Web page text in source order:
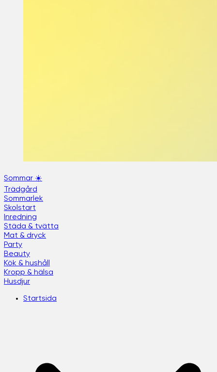
Sommar ☀️
Trädgård
Sommarlek
Skolstart
Inredning
Städa & tvätta
Mat & dryck
Party
Beauty
Kök & hushåll
Kropp & hälsa
Husdjur
Startsida